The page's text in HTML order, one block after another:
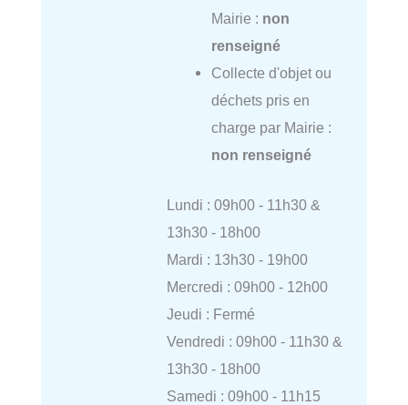
Mairie : non
renseigné
Collecte d'objet ou
déchets pris en
charge par Mairie :
non renseigné
Lundi : 09h00 - 11h30 &
13h30 - 18h00
Mardi : 13h30 - 19h00
Mercredi : 09h00 - 12h00
Jeudi : Fermé
Vendredi : 09h00 - 11h30 &
13h30 - 18h00
Samedi : 09h00 - 11h15